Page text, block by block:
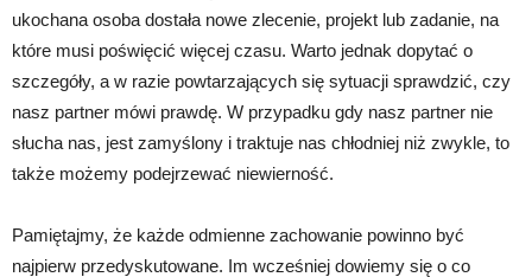
ukochana osoba dostała nowe zlecenie, projekt lub zadanie, na
które musi poświęcić więcej czasu. Warto jednak dopytać o
szczegóły, a w razie powtarzających się sytuacji sprawdzić, czy
nasz partner mówi prawdę. W przypadku gdy nasz partner nie
słucha nas, jest zamyślony i traktuje nas chłodniej niż zwykle, to
także możemy podejrzewać niewierność.
Pamiętajmy, że każde odmienne zachowanie powinno być
najpierw przedyskutowane. Im wcześniej dowiemy się o co